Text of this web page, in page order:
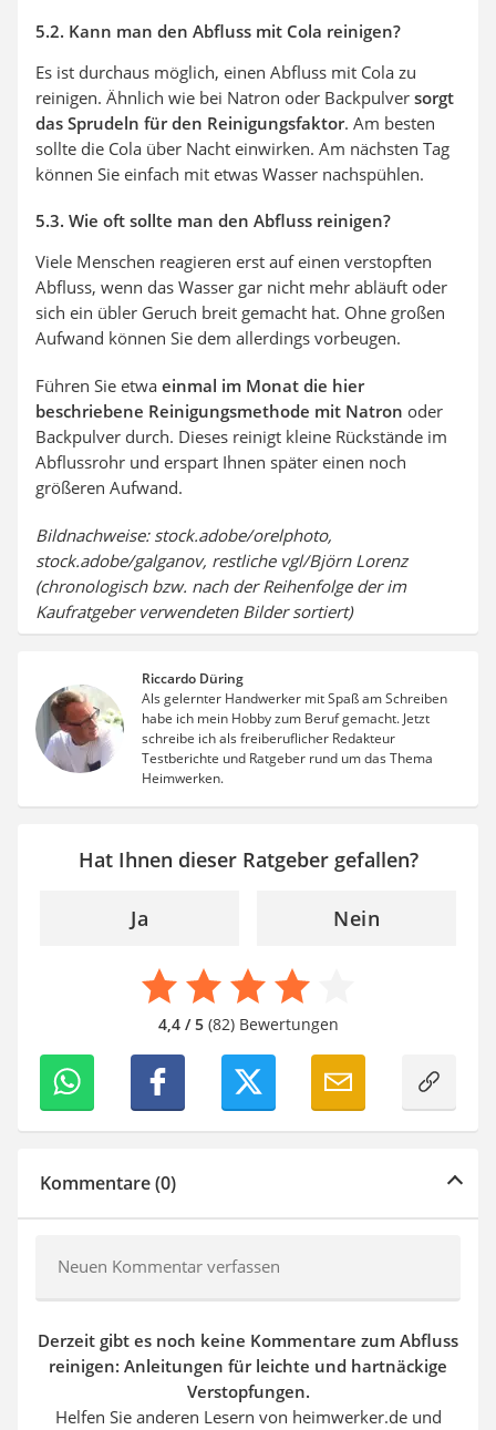
5.2. Kann man den Abfluss mit Cola reinigen?
Es ist durchaus möglich, einen Abfluss mit Cola zu
reinigen. Ähnlich wie bei Natron oder Backpulver sorgt
das Sprudeln für den Reinigungsfaktor. Am besten
sollte die Cola über Nacht einwirken. Am nächsten Tag
können Sie einfach mit etwas Wasser nachspühlen.
5.3. Wie oft sollte man den Abfluss reinigen?
Viele Menschen reagieren erst auf einen verstopften
Abfluss, wenn das Wasser gar nicht mehr abläuft oder
sich ein übler Geruch breit gemacht hat. Ohne großen
Aufwand können Sie dem allerdings vorbeugen.
Führen Sie etwa einmal im Monat die hier
beschriebene Reinigungsmethode mit Natron oder
Backpulver durch. Dieses reinigt kleine Rückstände im
Abflussrohr und erspart Ihnen später einen noch
größeren Aufwand.
Bildnachweise: stock.adobe/orelphoto,
stock.adobe/galganov, restliche vgl/Björn Lorenz
(chronologisch bzw. nach der Reihenfolge der im
Kaufratgeber verwendeten Bilder sortiert)
Riccardo Düring
Als gelernter Handwerker mit Spaß am Schreiben
habe ich mein Hobby zum Beruf gemacht. Jetzt
schreibe ich als freiberuflicher Redakteur
Testberichte und Ratgeber rund um das Thema
Heimwerken.
Hat Ihnen dieser Ratgeber gefallen?
Ja Nein
4,4 / 5(82) Bewertungen
Kommentare (0)
Neuen Kommentar verfassen
Derzeit gibt es noch keine Kommentare zum Abfluss
reinigen: Anleitungen für leichte und hartnäckige
Verstopfungen.
Helfen Sie anderen Lesern von heimwerker.de und